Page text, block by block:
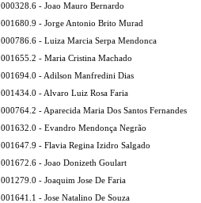
000328.6 - Joao Mauro Bernardo
001680.9 - Jorge Antonio Brito Murad
000786.6 - Luiza Marcia Serpa Mendonca
001655.2 - Maria Cristina Machado
001694.0 - Adilson Manfredini Dias
001434.0 - Alvaro Luiz Rosa Faria
000764.2 - Aparecida Maria Dos Santos Fernandes
001632.0 - Evandro Mendonça Negrão
001647.9 - Flavia Regina Izidro Salgado
001672.6 - Joao Donizeth Goulart
001279.0 - Joaquim Jose De Faria
001641.1 - Jose Natalino De Souza